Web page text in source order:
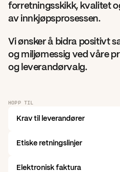
forretnings­skikk, kvalitet
av innkjøpsprosessen.
Vi ønsker å bidra positivt
og miljømessig ved våre
og leverandørvalg.
HOPP TIL
Krav til leverandører
Etiske retningslinjer
Elektronisk faktura